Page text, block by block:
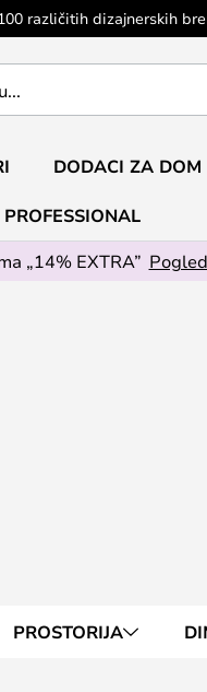
različitih dizajnerskih
DODACI ZA DOM
PROFESSIONAL
„14% EXTRA”
PROSTORIJA